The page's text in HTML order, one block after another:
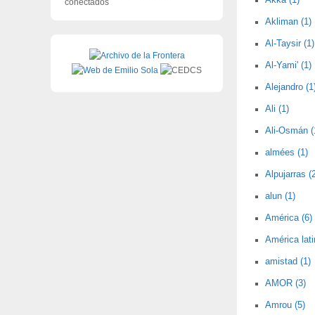
Akliman (1)
Al-Taysir (1)
Al-Yami' (1)
Alejandro
Ali (1)
Ali-Osmán
almées (1)
Alpujarras
alun (1)
América (6)
América
amistad (1)
AMOR (3)
Amrou (5)